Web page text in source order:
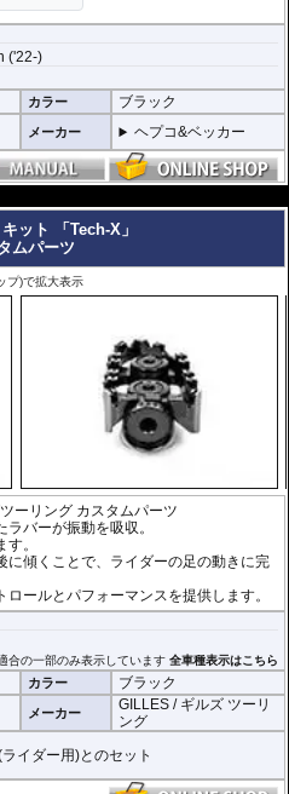
自重を除く)
お求め下さい。
後方、30mm 上方または下方に移設す
('22-)
カラー ブラック
メーカー ヘプコ&ベッカー
ット 「Tech-X」
ムパーツ
プ)で拡大表示
ーリング カスタムパーツ
バーが振動を吸収。
。
に傾くことで、ライダーの足の動きに完
ールとパフォーマンスを提供します。
合の一部のみ表示しています全車種表示はこちら
カラー ブラック
メーカー
GILLES / ギルズ ツーリ
ング
イダー用)とのセット